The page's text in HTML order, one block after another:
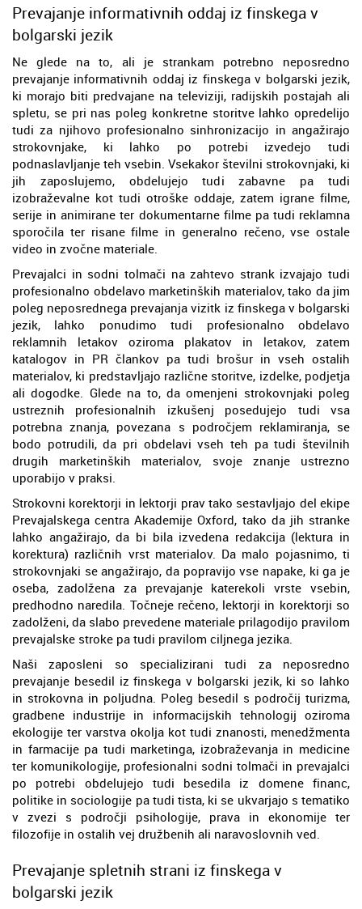
Prevajanje informativnih oddaj iz finskega v
bolgarski jezik
Ne glede na to, ali je strankam potrebno neposredno
prevajanje informativnih oddaj iz finskega v bolgarski jezik,
ki morajo biti predvajane na televiziji, radijskih postajah ali
spletu, se pri nas poleg konkretne storitve lahko opredelijo
tudi za njihovo profesionalno sinhronizacijo in angažirajo
strokovnjake, ki lahko po potrebi izvedejo tudi
podnaslavljanje teh vsebin. Vsekakor številni strokovnjaki, ki
jih zaposlujemo, obdelujejo tudi zabavne pa tudi
izobraževalne kot tudi otroške oddaje, zatem igrane filme,
serije in animirane ter dokumentarne filme pa tudi reklamna
sporočila ter risane filme in generalno rečeno, vse ostale
video in zvočne materiale.
Prevajalci in sodni tolmači na zahtevo strank izvajajo tudi
profesionalno obdelavo marketinških materialov, tako da jim
poleg neposrednega prevajanja vizitk iz finskega v bolgarski
jezik, lahko ponudimo tudi profesionalno obdelavo
reklamnih letakov oziroma plakatov in letakov, zatem
katalogov in PR člankov pa tudi brošur in vseh ostalih
materialov, ki predstavljajo različne storitve, izdelke, podjetja
ali dogodke. Glede na to, da omenjeni strokovnjaki poleg
ustreznih profesionalnih izkušenj posedujejo tudi vsa
potrebna znanja, povezana s področjem reklamiranja, se
bodo potrudili, da pri obdelavi vseh teh pa tudi številnih
drugih marketinških materialov, svoje znanje ustrezno
uporabijo v praksi.
Strokovni korektorji in lektorji prav tako sestavljajo del ekipe
Prevajalskega centra Akademije Oxford, tako da jih stranke
lahko angažirajo, da bi bila izvedena redakcija (lektura in
korektura) različnih vrst materialov. Da malo pojasnimo, ti
strokovnjaki se angažirajo, da popravijo vse napake, ki ga je
oseba, zadolžena za prevajanje katerekoli vrste vsebin,
predhodno naredila. Točneje rečeno, lektorji in korektorji so
zadolženi, da slabo prevedene materiale prilagodijo pravilom
prevajalske stroke pa tudi pravilom ciljnega jezika.
Naši zaposleni so specializirani tudi za neposredno
prevajanje besedil iz finskega v bolgarski jezik, ki so lahko
in strokovna in poljudna. Poleg besedil s področij turizma,
gradbene industrije in informacijskih tehnologij oziroma
ekologije ter varstva okolja kot tudi znanosti, menedžmenta
in farmacije pa tudi marketinga, izobraževanja in medicine
ter komunikologije, profesionalni sodni tolmači in prevajalci
po potrebi obdelujejo tudi besedila iz domene financ,
politike in sociologije pa tudi tista, ki se ukvarjajo s tematiko
v zvezi s področji psihologije, prava in ekonomije ter
filozofije in ostalih vej družbenih ali naravoslovnih ved.
Prevajanje spletnih strani iz finskega v
bolgarski jezik